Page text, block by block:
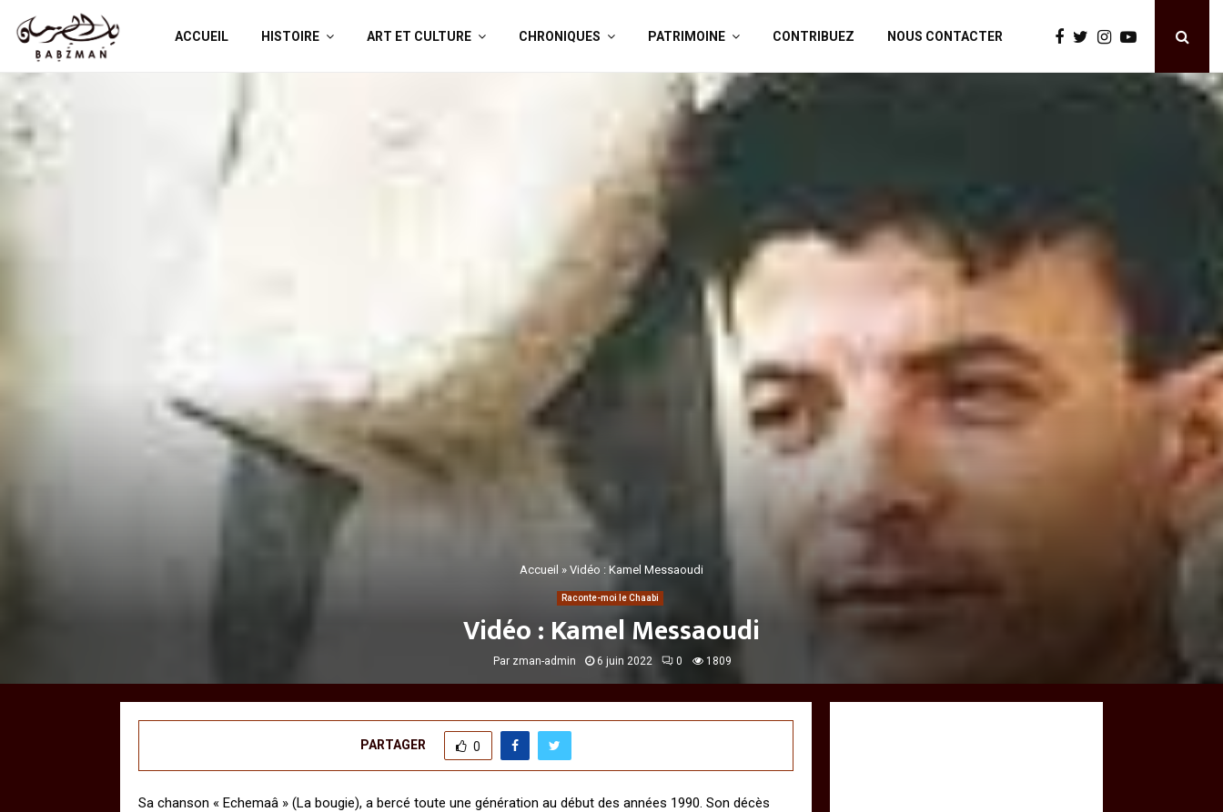
ACCUEIL HISTOIRE ART ET CULTURE CHRONIQUES PATRIMOINE CONTRIBUEZ NOUS CONTACTER
Accueil » Vidéo : Kamel Messaoudi
Raconte-moi le Chaabi
Vidéo : Kamel Messaoudi
Par zman-admin 6 juin 2022 0 1809
PARTAGER 0
Sa chanson « Echemaâ » (La bougie), a bercé toute une génération au début des années 1990. Son décès